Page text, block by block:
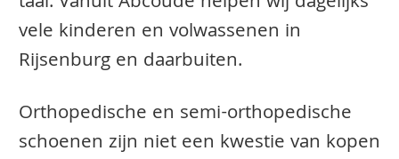
vele kinderen en volwassenen in
Rijsenburg en daarbuiten.
​​​​Orthopedische en semi-orthopedische
schoenen zijn niet een kwestie van kopen